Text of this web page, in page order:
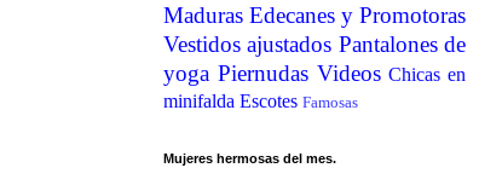
Maduras Edecanes y Promotoras
Vestidos ajustados Pantalones de
yoga Piernudas Videos Chicas en
minifalda Escotes Famosas
Mujeres hermosas del mes.